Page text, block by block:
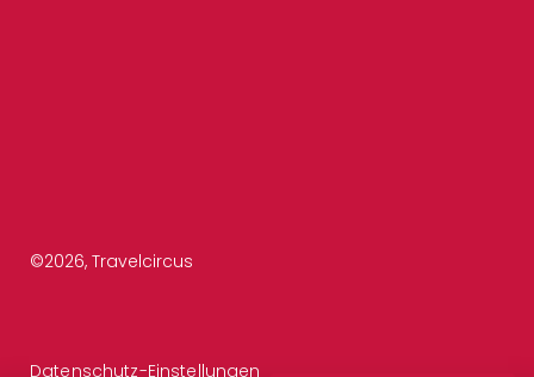
©2026, Travelcircus
Datenschutz-Einstellungen